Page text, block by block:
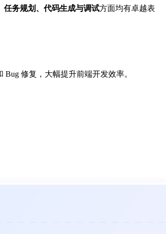
任务规划、代码生成与调试方面均有卓越表
修复，大幅提升前端开发效率。